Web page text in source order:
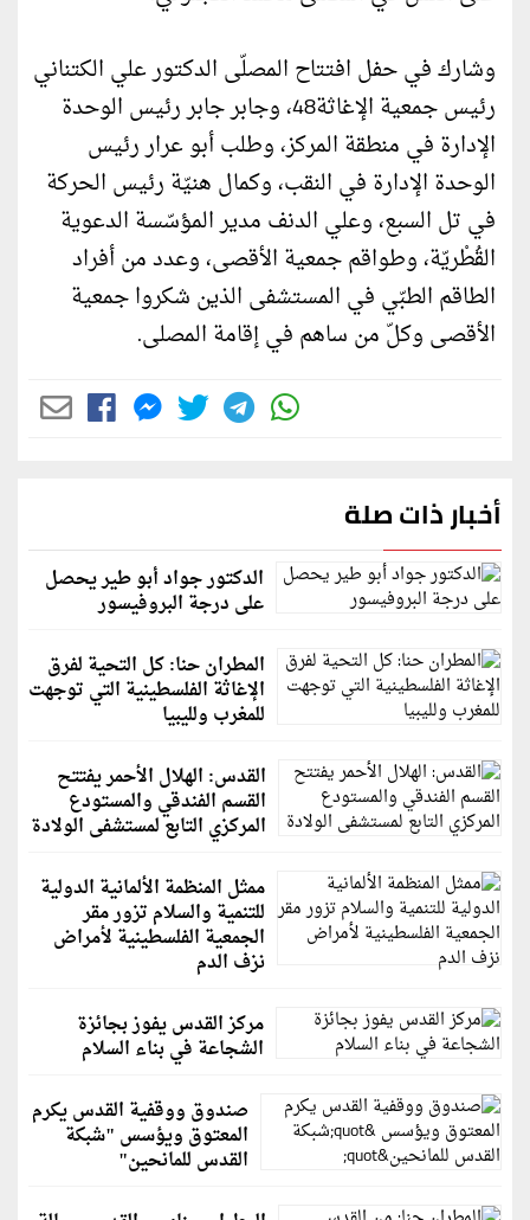
وشارك في حفل افتتاح المصلّى الدكتور علي الكتناني
رئيس جمعية الإغاثة48، وجابر جابر رئيس الوحدة
الإدارة في منطقة المركز، وطلب أبو عرار رئيس
الوحدة الإدارة في النقب، وكمال هنيّة رئيس الحركة
في تل السبع، وعلي الدنف مدير المؤسّسة الدعوية
القُطْريّة، وطواقم جمعية الأقصى، وعدد من أفراد
الطاقم الطبّي في المستشفى الذين شكروا جمعية
الأقصى وكلّ من ساهم في إقامة المصلى.
أخبار ذات صلة
الدكتور جواد أبو طير يحصل
على درجة البروفيسور
المطران حنا: كل التحية لفرق
الإغاثة الفلسطينية التي توجهت
للمغرب ولليبيا
القدس: الهلال الأحمر يفتتح
القسم الفندقي والمستودع
المركزي التابع لمستشفى الولادة
ممثل المنظمة الألمانية الدولية
للتنمية والسلام تزور مقر
الجمعية الفلسطينية لأمراض
نزف الدم
مركز القدس يفوز بجائزة
الشجاعة في بناء السلام
صندوق ووقفية القدس يكرم
المعتوق ويؤسس "شبكة
القدس للمانحين"